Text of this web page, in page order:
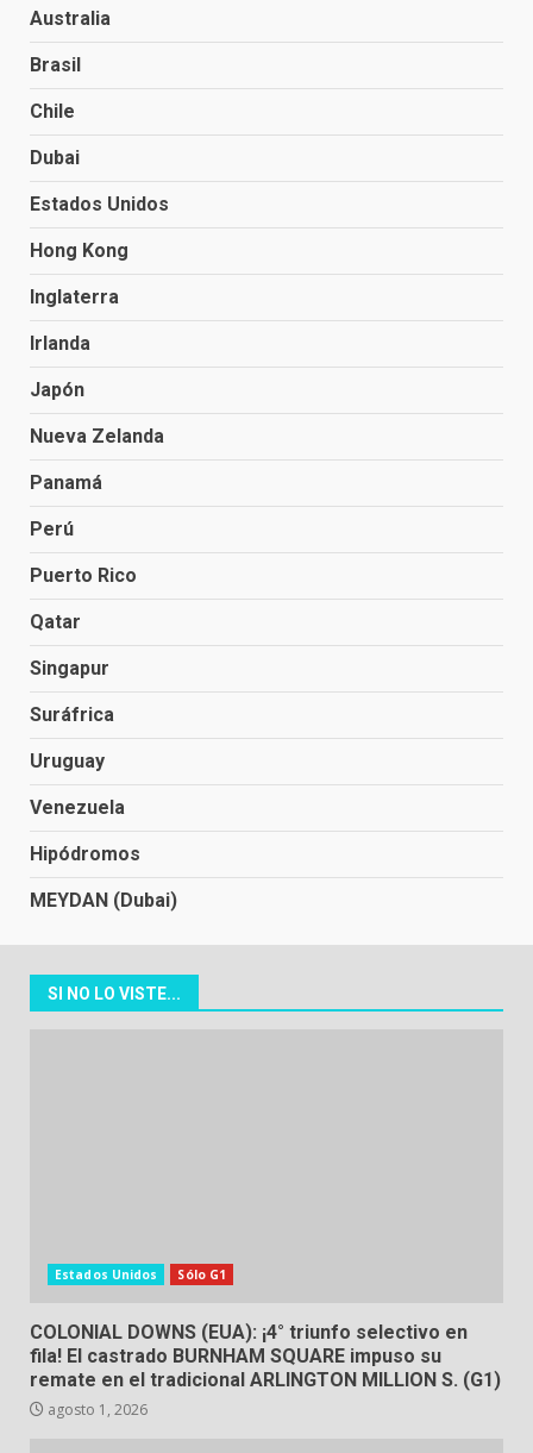
Australia
Brasil
Chile
Dubai
Estados Unidos
Hong Kong
Inglaterra
Irlanda
Japón
Nueva Zelanda
Panamá
Perú
Puerto Rico
Qatar
Singapur
Suráfrica
Uruguay
Venezuela
Hipódromos
MEYDAN (Dubai)
SI NO LO VISTE...
Estados Unidos Sólo G1
COLONIAL DOWNS (EUA): ¡4° triunfo selectivo en
fila! El castrado BURNHAM SQUARE impuso su
remate en el tradicional ARLINGTON MILLION S. (G1)
agosto 1, 2026